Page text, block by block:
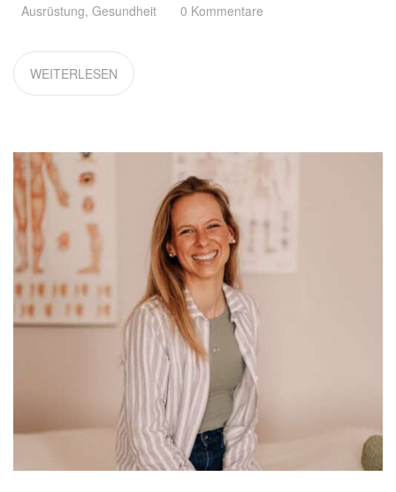
Ausrüstung, Gesundheit
0 Kommentare
WEITERLESEN